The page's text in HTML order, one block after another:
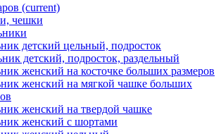
(current)
чешки
детский цельный, подросток
детский, подросток, раздельный
женский на косточке больших размеров
женский на мягкой чашке больших
женский на твердой чашке
женский с шортами